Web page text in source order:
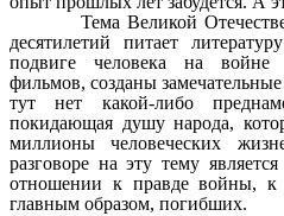
Тема Великой
десятилетий питает
подвиге человека на войне
фильмов, созданы
тут нет какой-либо
покидающая душу народа,
миллионы человеческих
разговоре на эту тему
отношении к правде войны,
главным образом, погибших.